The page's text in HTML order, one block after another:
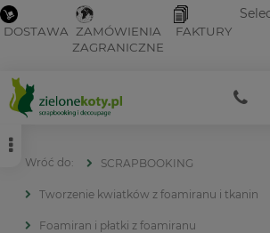
DOSTAWA ZAMÓWIENIA
ZAGRANICZNE
FAKTURY
SCRAPBOOKING
Tworzenie kwiatków z foamiranu i tkanin
Foamiran i płatki z foamiranu